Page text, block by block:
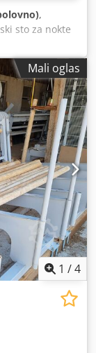
,
sto za nokte
označivač)
Mali oglas
1 /4